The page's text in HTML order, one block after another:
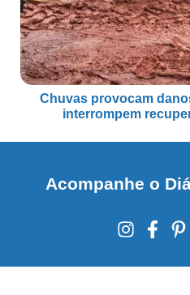
Chuvas provocam
interrompem
Acompanhe o